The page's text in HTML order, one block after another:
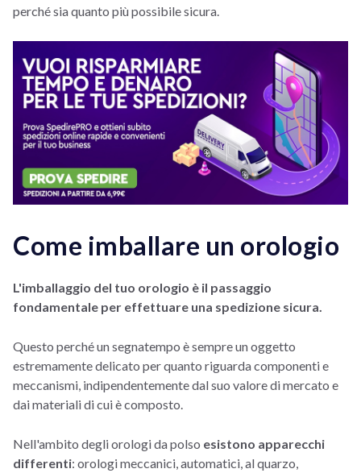
perché sia quanto più possibile sicura.
Come imballare un orologio
L'imballaggio del tuo orologio è il passaggio
fondamentale per effettuare una spedizione sicura.
Questo perché un segnatempo è sempre un oggetto
estremamente delicato per quanto riguarda componenti e
meccanismi, indipendentemente dal suo valore di mercato e
dai materiali di cui è composto.
Nell'ambito degli orologi da polso esistono apparecchi
differenti: orologi meccanici, automatici, al quarzo,